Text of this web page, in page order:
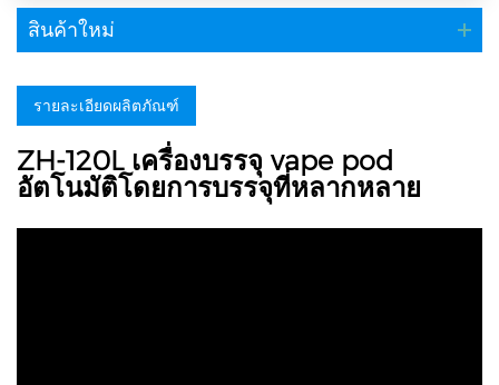
สินค้าใหม่
รายละเอียดผลิตภัณฑ์
ZH-120L เครื่องบรรจุ vape pod
อัตโนมัติโดยการบรรจุที่หลากหลาย